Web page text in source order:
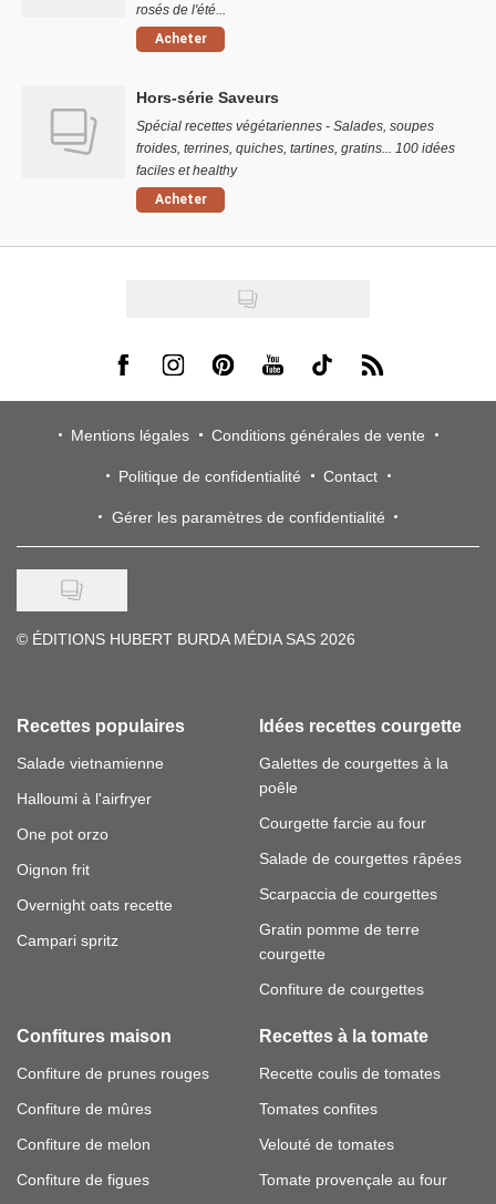
rosés de l'été...
Acheter
Hors-série Saveurs
Spécial recettes végétariennes - Salades, soupes
froides, terrines, quiches, tartines, gratins... 100 idées
faciles et healthy
Acheter
Visit us on Facebook
Visit us on Instagram
Visit us on Pinterest
Visit us on Youtube
Visit us on Tiktok
Visit us on Rss
Mentions légales Conditions générales de vente
Politique de confidentialité Contact
Gérer les paramètres de confidentialité
© ÉDITIONS HUBERT BURDA MÉDIA SAS 2026
Recettes populaires
Salade vietnamienne
Halloumi à l'airfryer
One pot orzo
Oignon frit
Overnight oats recette
Campari spritz
Idées recettes courgette
Galettes de courgettes à la
poêle
Courgette farcie au four
Salade de courgettes râpées
Scarpaccia de courgettes
Gratin pomme de terre
courgette
Confiture de courgettes
Confitures maison
Confiture de prunes rouges
Confiture de mûres
Confiture de melon
Confiture de figues
Recettes à la tomate
Recette coulis de tomates
Tomates confites
Velouté de tomates
Tomate provençale au four